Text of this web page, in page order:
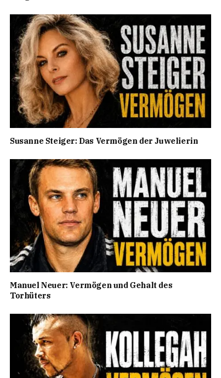
Susanne Steiger: Das Vermögen der Juwelierin
Manuel Neuer: Vermögen und Gehalt des
Torhüters